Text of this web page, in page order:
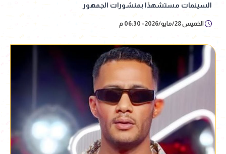
السينمات مستشهدًا بمنشورات الجمهور
الخميس 28/مايو/2026 - 06:30 م